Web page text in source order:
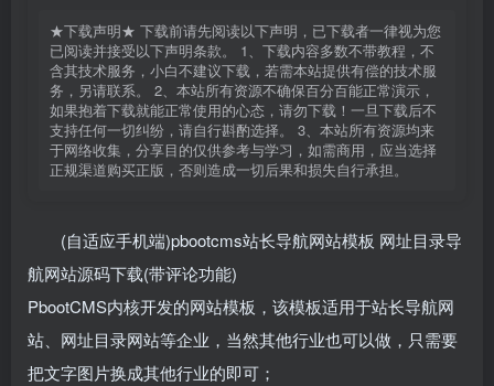
★下载声明★ 下载前请先阅读以下声明，已下载者一律视为您
已阅读并接受以下声明条款。 1、下载内容多数不带教程，不
含其技术服务，小白不建议下载，若需本站提供有偿的技术服
务，另请联系。 2、本站所有资源不确保百分百能正常演示，
如果抱着下载就能正常使用的心态，请勿下载！一旦下载后不
支持任何一切纠纷，请自行斟酌选择。 3、本站所有资源均来
于网络收集，分享目的仅供参考与学习，如需商用，应当选择
正规渠道购买正版，否则造成一切后果和损失自行承担。
(自适应手机端)pbootcms站长导航网站模板 网址目录导
航网站源码下载(带评论功能)
PbootCMS内核开发的网站模板，该模板适用于站长导航网
站、网址目录网站等企业，当然其他行业也可以做，只需要
把文字图片换成其他行业的即可；